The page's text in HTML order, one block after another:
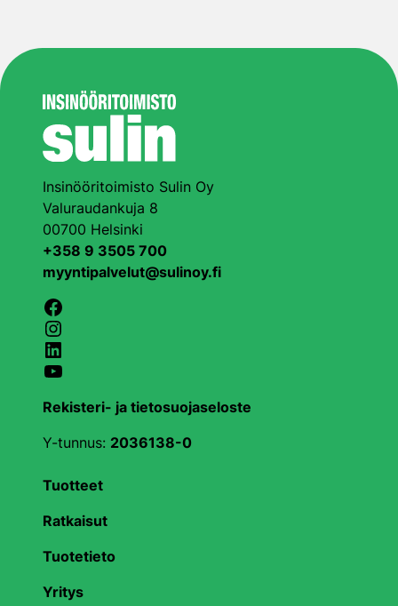
Insinööritoimisto Sulin Oy
Valuraudankuja 8
00700 Helsinki
+358 9 3505 700
myyntipalvelut@sulinoy.fi
Facebook
Instagram
LinkedIn
YouTube
Rekisteri- ja tietosuojaseloste
Y-tunnus: 2036138-0
Tuotteet
Ratkaisut
Tuotetieto
Yritys